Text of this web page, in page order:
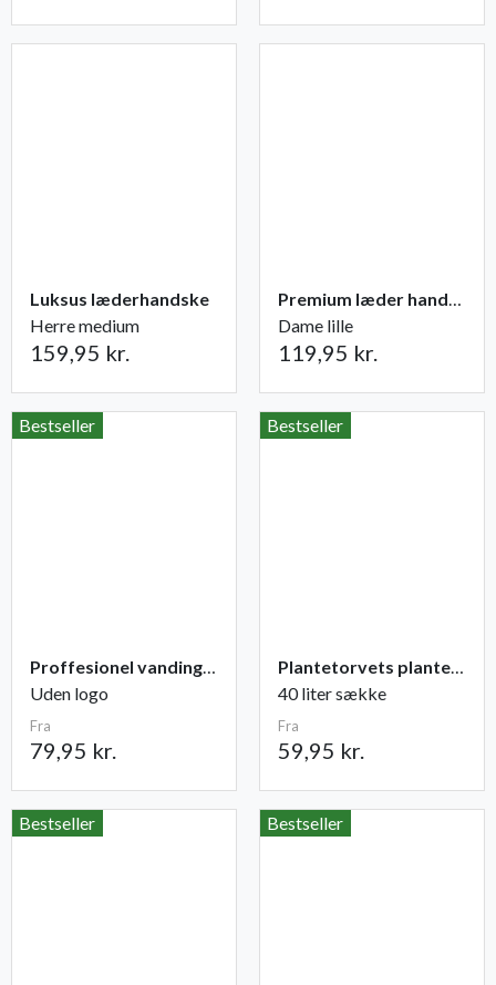
Luksus læderhandske
Herre medium
159,95 kr.
Premium læder handske Flutter
Dame lille
119,95 kr.
Bestseller
Proffesionel vandingspose 100 liter
Uden logo
Fra
79,95 kr.
Bestseller
Plantetorvets plantejord
40 liter sække
Fra
59,95 kr.
Bestseller Bestseller